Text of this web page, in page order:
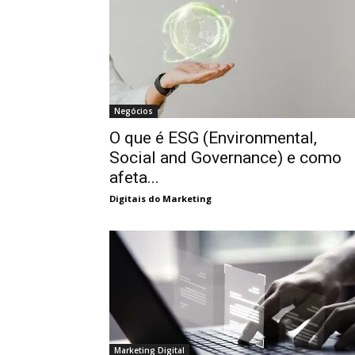
Negócios
O que é ESG (Environmental,
Social and Governance) e como
afeta...
Digitais do Marketing
Marketing Digital